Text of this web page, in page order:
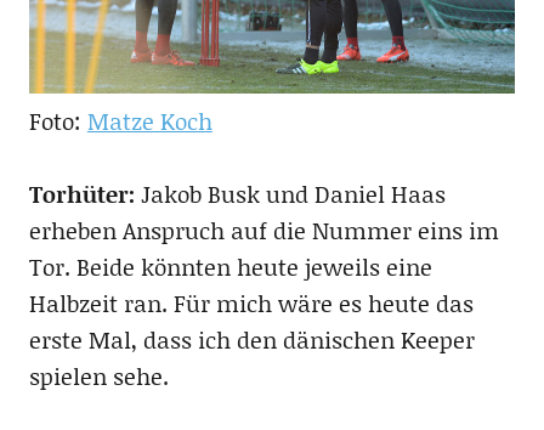
Foto: Matze Koch
Torhüter: Jakob Busk und Daniel Haas
erheben Anspruch auf die Nummer eins im
Tor. Beide könnten heute jeweils eine
Halbzeit ran. Für mich wäre es heute das
erste Mal, dass ich den dänischen Keeper
spielen sehe.